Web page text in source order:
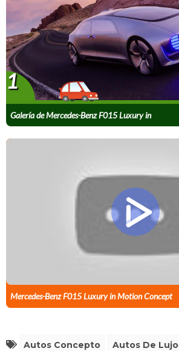
Galería de Mercedes-Benz F015 Luxury in
Motion
1
Mercedes-Benz F015 Luxury in Motion Concept
Autos Concepto Autos De Lujo